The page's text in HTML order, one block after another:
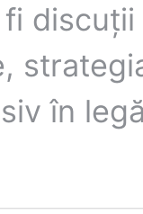
în